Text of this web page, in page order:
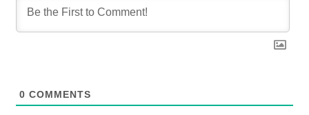
0 COMMENTS